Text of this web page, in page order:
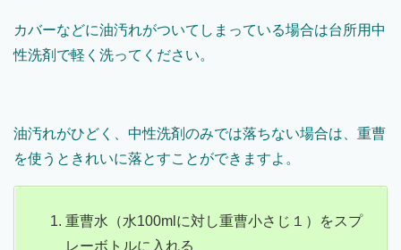
カバーなどに油汚れがついてしまっている場合は台所用中
性洗剤で軽く洗ってください。
油汚れがひどく、中性洗剤のみでは落ちない場合は、重曹
を使うときれいに落とすことができますよ。
重曹水（水100mlに対し重曹小さじ１）をスプ
レーボトルに入れる